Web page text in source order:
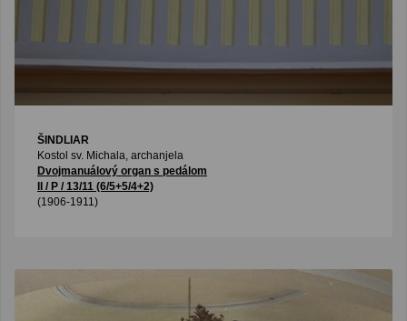
ŠINDLIAR
Kostol sv. Michala, archanjela
Dvojmanuálový organ s pedálom
II / P / 13/11 (6/5+5/4+2)
(1906-1911)